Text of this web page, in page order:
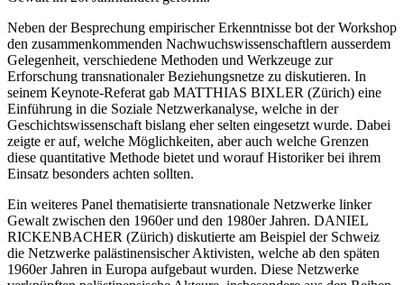
Neben der Besprechung empirischer Erkenntnisse bot der Workshop
den zusammenkommenden Nachwuchswissenschaftlern ausserdem
Gelegenheit, verschiedene Methoden und Werkzeuge zur
Erforschung transnationaler Beziehungsnetze zu diskutieren. In
seinem Keynote-Referat gab MATTHIAS BIXLER (Zürich) eine
Einführung in die Soziale Netzwerkanalyse, welche in der
Geschichtswissenschaft bislang eher selten eingesetzt wurde. Dabei
zeigte er auf, welche Möglichkeiten, aber auch welche Grenzen
diese quantitative Methode bietet und worauf Historiker bei ihrem
Einsatz besonders achten sollten.
Ein weiteres Panel thematisierte transnationale Netzwerke linker
Gewalt zwischen den 1960er und den 1980er Jahren. DANIEL
RICKENBACHER (Zürich) diskutierte am Beispiel der Schweiz
die Netzwerke palästinensischer Aktivisten, welche ab den späten
1960er Jahren in Europa aufgebaut wurden. Diese Netzwerke